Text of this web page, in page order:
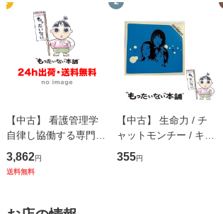
【中古】 看護管理学
自律し協働する専門職
の看護マネジメントス
キル 改訂第3版 (看護
堂 [単行
3,862円
送料無料
【中古】 生命力 / チ
ャットモンチー / キュ
ーンレコード [CD]
【メール便送料無料】
355円